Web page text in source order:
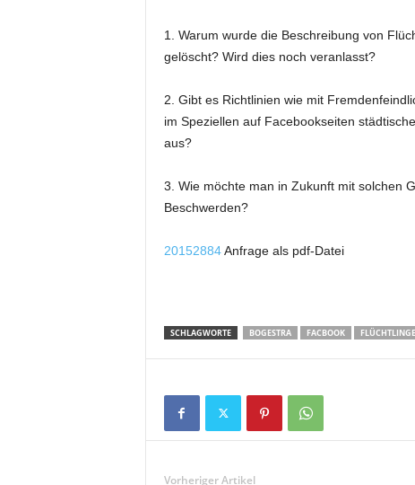
1. Warum wurde die Beschreibung von
gelöscht? Wird dies noch veranlasst?
2. Gibt es Richtlinien wie mit
im Speziellen auf Facebookseiten
aus?
3. Wie möchte man in Zukunft mit solchen
Beschwerden?
20152884Anfrage als pdf-Datei
SCHLAGWORTE BOGESTRA FACBOOK FLÜCHTLINGE
Vorheriger Artikel